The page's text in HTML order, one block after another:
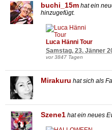
buchi_15m hat ein
hinzugefügt.
Luca Hänni Tour
Samstag, 23. Jänner
vor 3847 Tagen
Mirakuru hat sich als
Szene1 hat ein neues